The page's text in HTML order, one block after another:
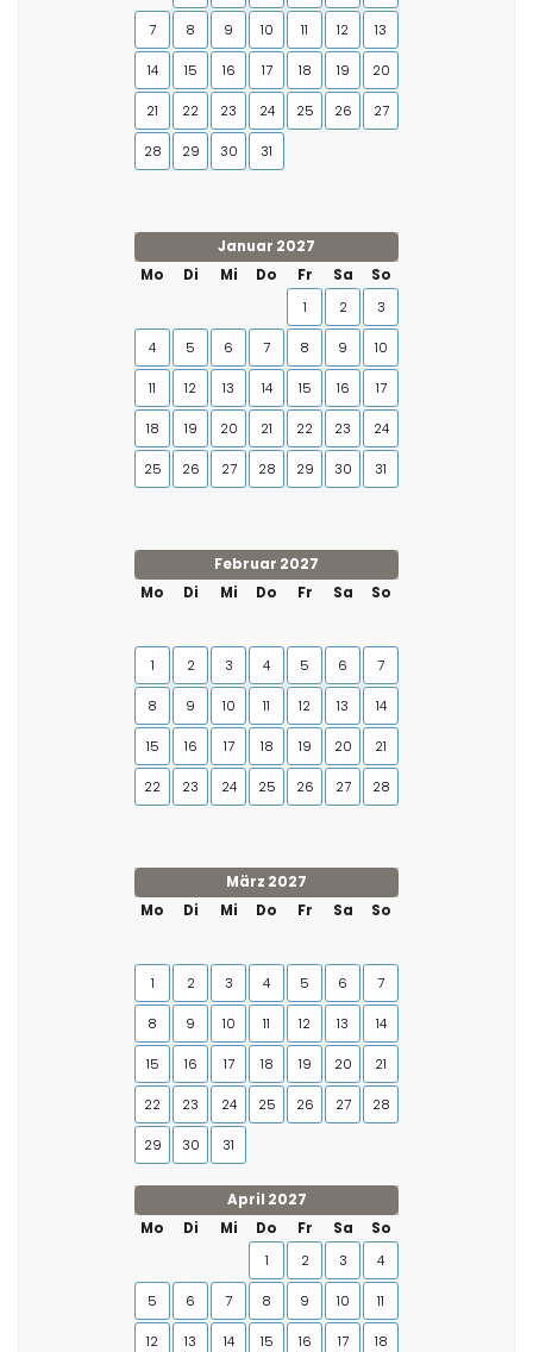
7 8 9 10 11 12 13
14 15 16 17 18 19 20
21 22 23 24 25 26 27
28 29 30 31
Januar 2027
Mo
Di Mi Do Fr Sa
So
1
2 3
4 5 6 7 8 9 10
11 12 13 14 15 16 17
18 19 20 21 22 23 24
25 26 27 28 29 30 31
Februar 2027
Mo
Di Mi Do Fr Sa So
1 2 3 4 5 6 7
8 9 10 11 12 13 14
15 16 17 18 19 20 21
22 23 24 25 26 27 28
März 2027
Mo
Di Mi Do Fr Sa So
1 2 3 4 5 6 7
8 9 10 11 12 13 14
15 16 17 18 19 20 21
22 23 24 25 26 27 28
29 30 31
April 2027
Mo
Di Mi Do Fr Sa
So
1
2 3 4
5 6 7 8 9 10 11
12 13 14 15 16 17 18